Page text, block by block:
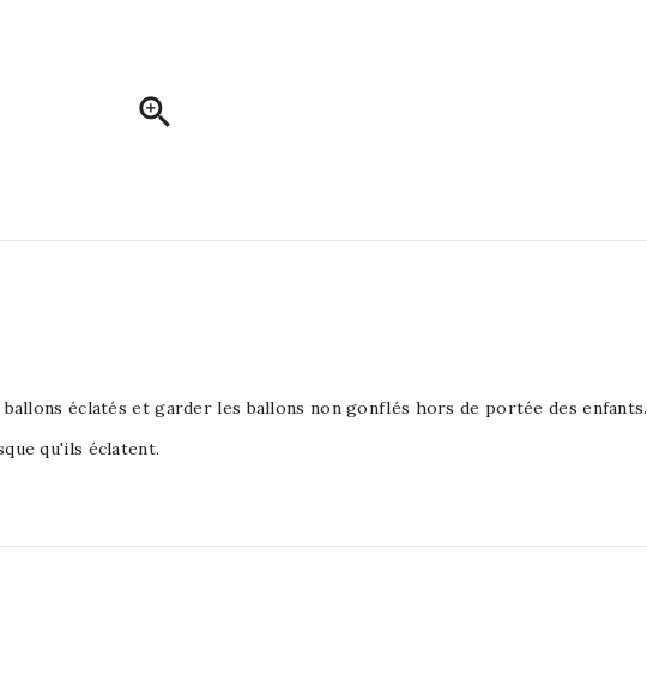

éclatés et garder les ballons non gonflés hors de portée des enfants.
qu'ils éclatent.